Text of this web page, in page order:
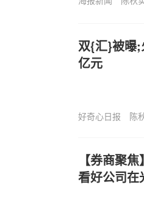
双{汇}被曝;
亿元
好奇心日报 陈
【券商聚
看好公司在